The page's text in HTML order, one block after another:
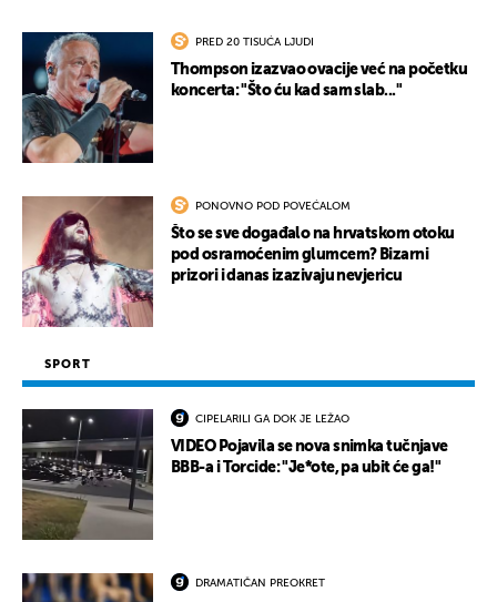
PRED 20 TISUĆA LJUDI
Thompson izazvao ovacije već na početku
koncerta: "Što ću kad sam slab..."
PONOVNO POD POVEĆALOM
Što se sve događalo na hrvatskom otoku
pod osramoćenim glumcem? Bizarni
prizori i danas izazivaju nevjericu
SPORT
CIPELARILI GA DOK JE LEŽAO
VIDEO Pojavila se nova snimka tučnjave
BBB-a i Torcide: "Je*ote, pa ubit će ga!"
DRAMATIČAN PREOKRET